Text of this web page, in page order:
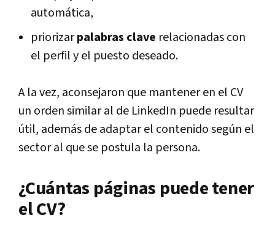
automática,
priorizarpalabras clave relacionadas con
el perfil y el puesto deseado.
A la vez, aconsejaron que mantener en el CV
un orden similar al de LinkedIn puede resultar
útil, además de adaptar el contenido según el
sector al que se postula la persona.
¿Cuántas páginas puede tener
el CV?